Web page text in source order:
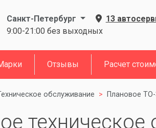
Санкт-Петербург
13
9:00-21:00 без выходных
Отзывы Расчет
обслуживание Плановое